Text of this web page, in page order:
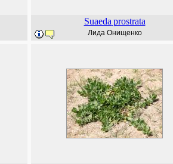
Suaeda prostrata
Лида Онищенко